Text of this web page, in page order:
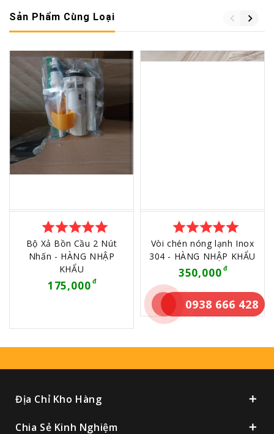
Sản Phẩm Cùng Loại
starstarstarstarstar
Bộ Xả Bồn Cầu 2 Nút
Nhấn - HÀNG NHẬP
KHẨU
175,000
starstarstarstarstar
Vòi chén nóng lạnh Inox
304 - HÀNG NHẬP KHẨU
350,000
Địa Chỉ Kho Hàng
Chia Sẻ Kinh Nghiệm
0938 666 428